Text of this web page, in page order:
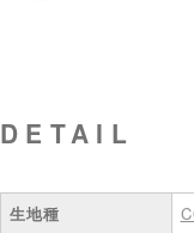
DETAIL
生地種